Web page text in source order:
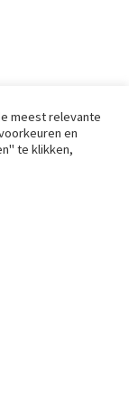
meest relevante
en
te klikken,